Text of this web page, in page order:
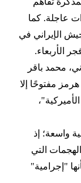
عاجلة. كما
الإيراني في
الأربعاء.
محمد باقر
مفتوحًا إلا
واسعة؛ إذ
الهجمات التي
"إجرامية"